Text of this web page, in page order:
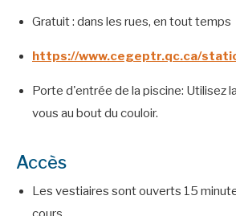
Gratuit : dans les rues, en tout temps
https://www.cegeptr.qc.ca/
Porte d'entrée de la piscine: Utilisez
vous au bout du couloir.
Accès
Les vestiaires sont ouverts 15